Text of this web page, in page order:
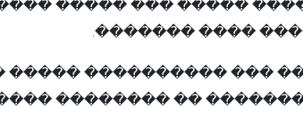
����� ��� �����
������ʡ
����� ���� ���� ��
������ ������